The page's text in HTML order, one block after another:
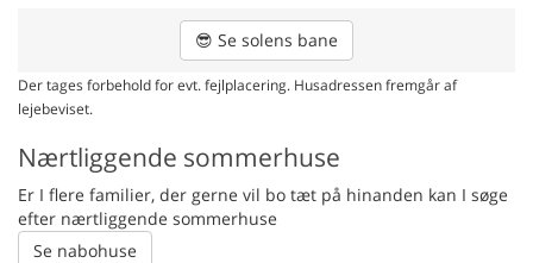
😎 Se solens bane
Der tages forbehold for evt. fejlplacering. Husadressen fremgår af
lejebeviset.
Nærtliggende sommerhuse
Er I flere familier, der gerne vil bo tæt på hinanden kan I søge
efter nærtliggende sommerhuse
Se nabohuse